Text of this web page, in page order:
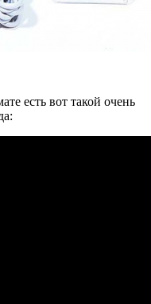
есть вот такой очень